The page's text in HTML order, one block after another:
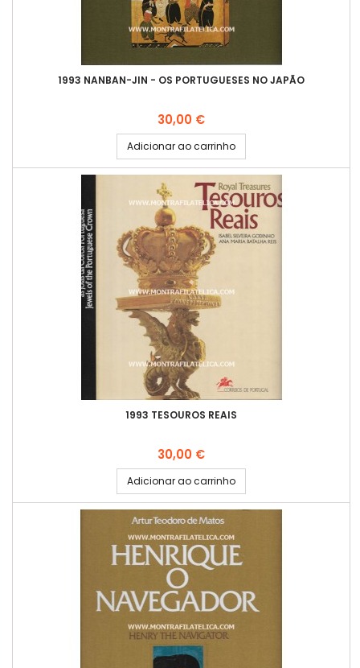
1993 NANBAN-JIN - OS PORTUGUESES NO JAPÃO
Preço
30,00 €
Adicionar ao carrinho
1993 TESOUROS REAIS
Preço
30,00 €
Adicionar ao carrinho